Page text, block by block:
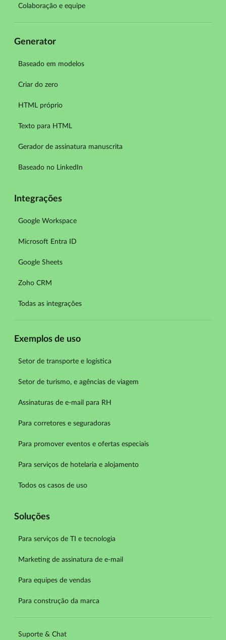
Colaboração e equipe
Generator
Baseado em modelos
Criar do zero
HTML próprio
Texto para HTML
Gerador de assinatura manuscrita
Baseado no LinkedIn
Integrações
Google Workspace
Microsoft Entra ID
Google Sheets
Zoho CRM
Todas as integrações
Exemplos de uso
Setor de transporte e logística
Setor de turismo, e agências de viagem
Assinaturas de e-mail para RH
Para corretores e seguradoras
Para promover eventos e ofertas especiais
Para serviços de hotelaria e alojamento
Todos os casos de uso
Soluções
Para serviços de TI e tecnologia
Marketing de assinatura de e-mail
Para equipes de vendas
Para construção da marca
Suporte & Chat